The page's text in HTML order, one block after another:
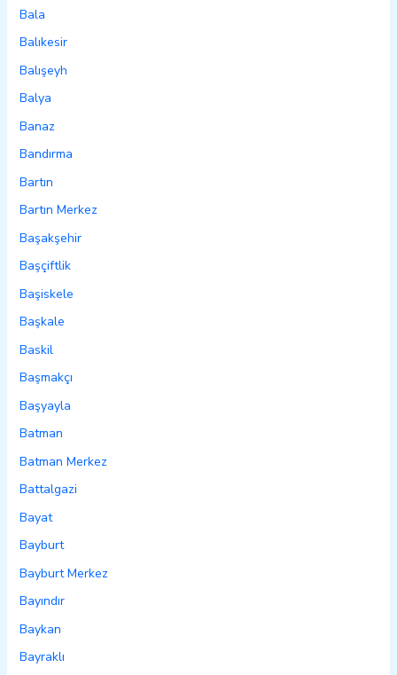
Bala
Balıkesir
Balışeyh
Balya
Banaz
Bandırma
Bartın
Bartın Merkez
Başakşehir
Başçiftlik
Başiskele
Başkale
Baskil
Başmakçı
Başyayla
Batman
Batman Merkez
Battalgazi
Bayat
Bayburt
Bayburt Merkez
Bayındır
Baykan
Bayraklı